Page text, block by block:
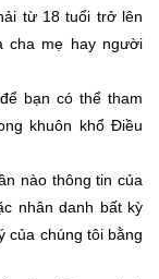
từ 18 tuổi trở lên
cha mẹ hay người
bạn có thể tham
khuôn khổ Điều
nào thông tin của
nhân danh bất kỳ
của chúng tôi bằng